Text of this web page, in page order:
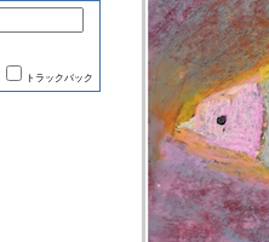
トラックバック